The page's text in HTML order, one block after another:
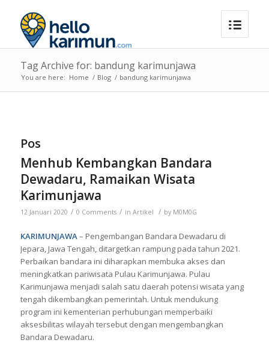
Tag Archive for: bandung karimunjawa
You are here: Home / Blog / bandung karimunjawa
Pos
Menhub Kembangkan Bandara
Dewadaru, Ramaikan Wisata
Karimunjawa
12 Januari 2020 / 0 Comments / in Artikel / by M0M0G
KARIMUNJAWA– Pengembangan Bandara Dewadaru di
Jepara, Jawa Tengah, ditargetkan rampung pada tahun 2021.
Perbaikan bandara ini diharapkan membuka akses dan
meningkatkan pariwisata Pulau Karimunjawa. Pulau
Karimunjawa menjadi salah satu daerah potensi wisata yang
tengah dikembangkan pemerintah. Untuk mendukung
program ini kementerian perhubungan memperbaiki
aksesbilitas wilayah tersebut dengan mengembangkan
Bandara Dewadaru.